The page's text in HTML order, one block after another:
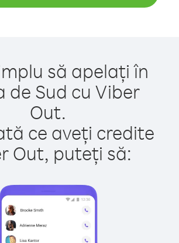
să apelați în
de Sud cu Viber
Out.
ce aveți credite
Out, puteți să: